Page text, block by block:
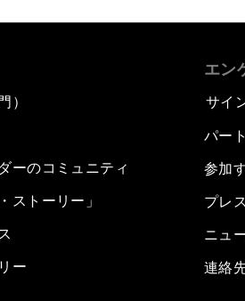
）
ーのコミュニティ
ストーリー」
ー
エン
サイ
パー
参加
プレ
ニュ
連絡